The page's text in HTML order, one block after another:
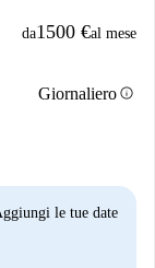
da1500 €al mese
Giornalieroinfo
le tue date